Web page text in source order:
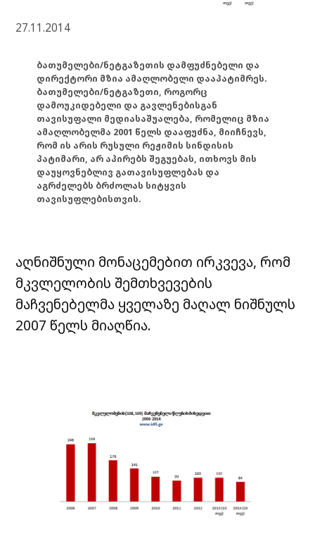
27.11.2014
ბათუმელები/ნეტგაზეთის დამფუძნებელი და
დირექტორი მზია ამაღლობელი დააპატიმრეს.
ბათუმელები/ნეტგაზეთი, როგორც
დამოუკიდებელი და გავლენებისგან
თავისუფალი მედიასაშუალება, რომელიც მზია
ამაღლობელმა 2001 წელს დააფუძნა, მიიჩნევს,
რომ ის არის რუსული რეჟიმის სინდისის
პატიმარი, არ აპირებს შეგუებას, ითხოვს მის
დაუყოვნებლივ გათავისუფლებას და
აგრძელებს ბრძოლას სიტყვის
თავისუფლებისთვის.
აღნიშნული მონაცემებით ირკვევა, რომ
მკვლელობის შემთხვევების
მაჩვენებელმა ყველაზე მაღალ ნიშნულს
2007 წელს მიაღწია.